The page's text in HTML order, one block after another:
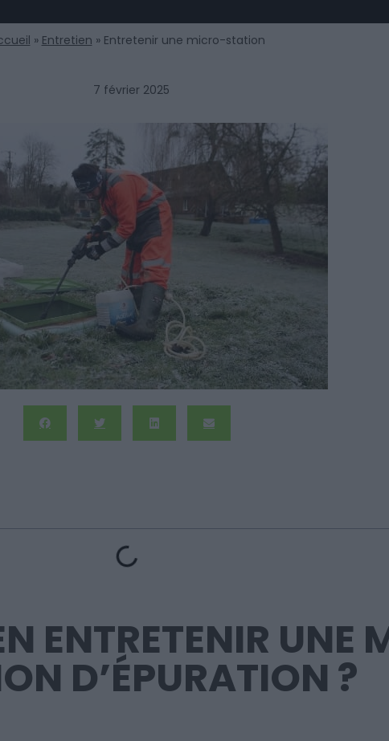
» Entretien » Entretenir une micro-station
7 février 2025
ENTRETENIR UNE
D’ÉPURATION ?